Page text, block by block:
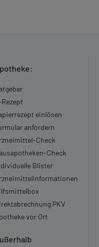
Rezept
einlösen
anfordern
Check
Check
Blister
PKV
vor Ort